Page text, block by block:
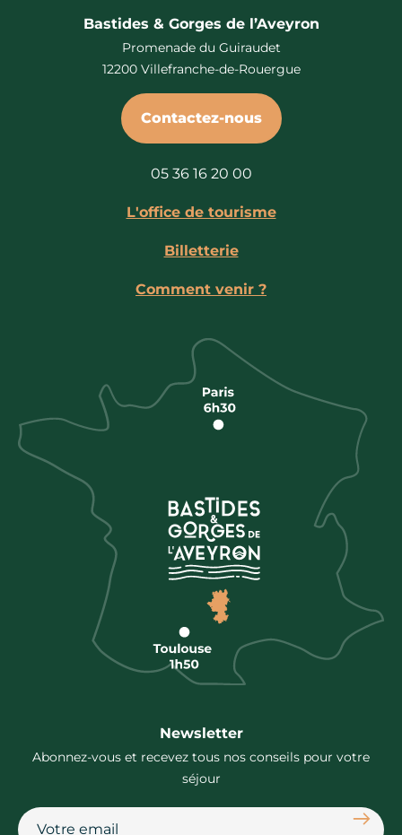
Bastides & Gorges de l’Aveyron
Promenade du Guiraudet
12200 Villefranche-de-Rouergue
Contactez-nous
05 36 16 20 00
L'office de tourisme
Billetterie
Comment venir ?
Newsletter
Abonnez-vous et recevez tous nos conseils pour votre
séjour